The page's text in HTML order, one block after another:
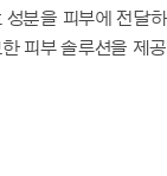
분을 피부에 전달
피부 솔루션을 제